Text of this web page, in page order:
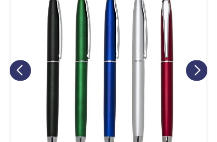
Eu concordo em receber comunicações.
A nossa empresa está comprometida a proteger e respeitar
sua privacidade, utilizaremos seus dados apenas para fins
de marketing. Você pode alterar suas preferências a
Iniciar conversa